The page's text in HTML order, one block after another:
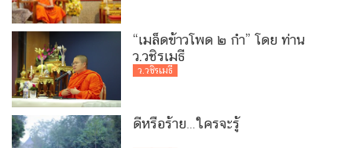
“เมล็ดข้าวโพด ๒ กำ” โดย ท่าน
ว.วชิรเมธี
ว.วชิรเมธี
ดีหรือร้าย…ใครจะรู้